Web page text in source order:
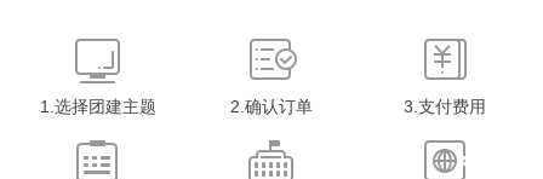
1.选择团建主题 2.确认订单 3.支付费用